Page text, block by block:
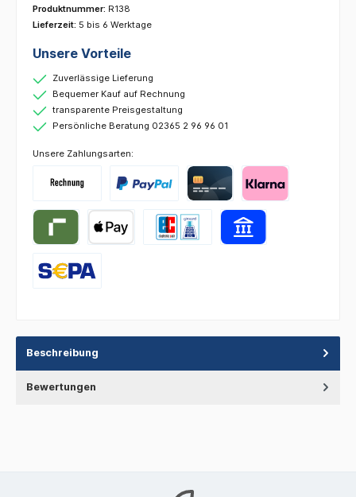
Produktnummer: R138
Lieferzeit: 5 bis 6 Werktage
Unsere Vorteile
Zuverlässige Lieferung
Bequemer Kauf auf Rechnung
transparente Preisgestaltung
Persönliche Beratung 02365 2 96 96 01
Unsere Zahlungsarten:
Beschreibung
Bewertungen